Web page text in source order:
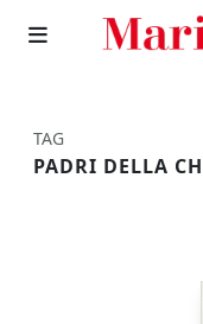
TAG
PADRI DELLA